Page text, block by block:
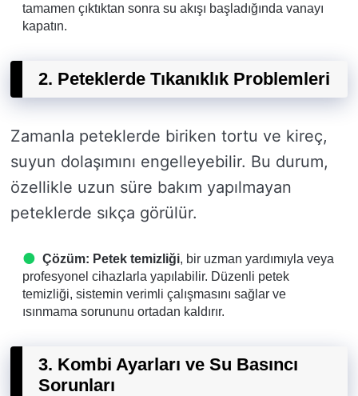
tamamen çıktıktan sonra su akışı başladığında vanayı
kapatın.
2. Peteklerde Tıkanıklık Problemleri
Zamanla peteklerde biriken tortu ve kireç,
suyun dolaşımını engelleyebilir. Bu durum,
özellikle uzun süre bakım yapılmayan
peteklerde sıkça görülür.
Çözüm: Petek temizliği, bir uzman yardımıyla veya
profesyonel cihazlarla yapılabilir. Düzenli petek
temizliği, sistemin verimli çalışmasını sağlar ve
ısınmama sorununu ortadan kaldırır.
3. Kombi Ayarları ve Su Basıncı
Sorunları